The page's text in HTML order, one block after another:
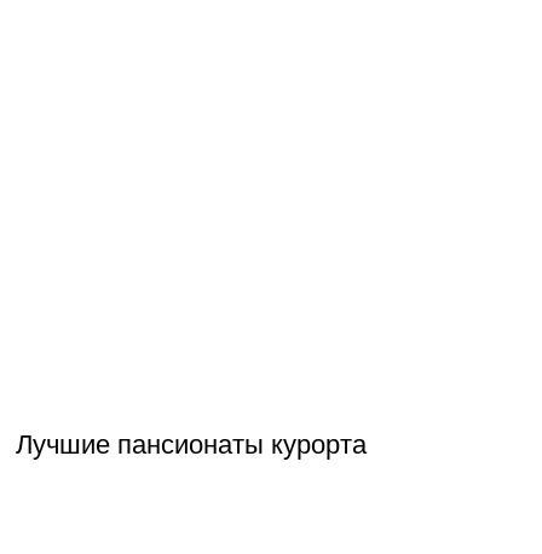
Лучшие пансионаты курорта